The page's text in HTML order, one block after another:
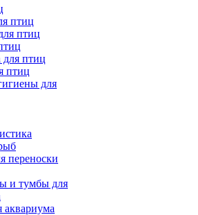
птиц
птиц
для птиц
птиц
для
переноски
и тумбы для